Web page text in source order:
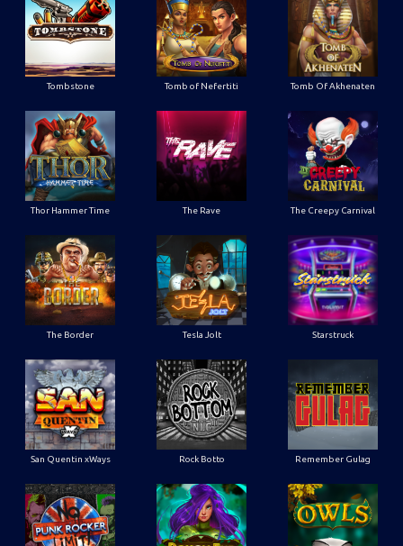
Tombstone Tomb of Nefertiti Tomb Of Akhenaten
Thor Hammer Time The Rave The Creepy Carnival
The Border Tesla Jolt Starstruck
San Quentin xWays Rock Botto Remember Gulag